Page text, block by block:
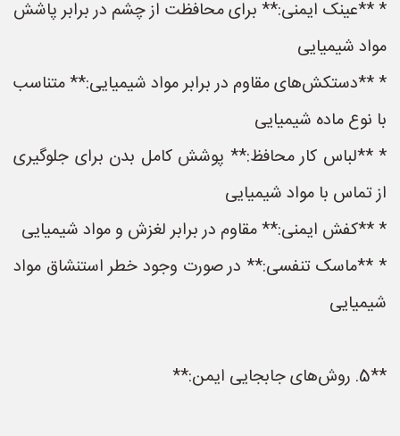
* **عینک ایمنی:** برای محافظت از چشم در برابر پاشش
مواد شیمیایی
* **دستکش‌های مقاوم در برابر مواد شیمیایی:** متناسب
با نوع ماده شیمیایی
* **لباس کار محافظ:** پوشش کامل بدن برای جلوگیری
از تماس با مواد شیمیایی
* **کفش ایمنی:** مقاوم در برابر لغزش و مواد شیمیایی
* **ماسک تنفسی:** در صورت وجود خطر استنشاق مواد
شیمیایی
**5. روش‌های جابجایی ایمن:**